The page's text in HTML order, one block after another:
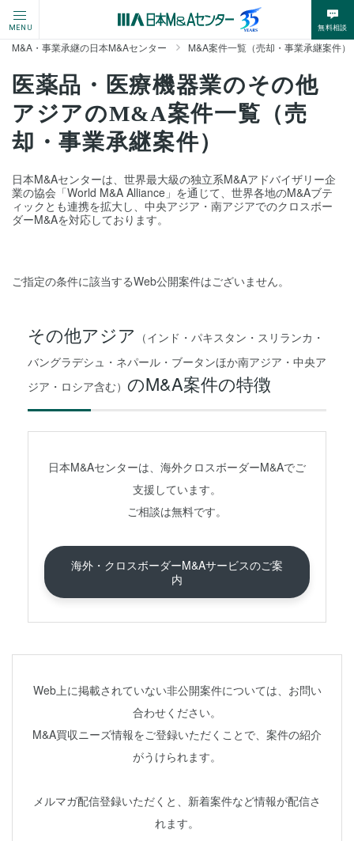
MENU 無料相談
M&A・事業承継の日本M&Aセンター M&A案件一覧（売却・事業承継案件）
医薬品・医療機器業のその他
アジアのM&A案件一覧（売
却・事業承継案件）
日本M&Aセンターは、世界最大級の独立系M&Aアドバイザリー企
業の協会「World M&A Alliance」を通じて、世界各地のM&Aブテ
ィックとも連携を拡大し、中央アジア・南アジアでのクロスボー
ダーM&Aを対応しております。
ご指定の条件に該当するWeb公開案件はございません。
その他アジア （インド・パキスタン・スリランカ・
バングラデシュ・ネパール・ブータンほか南アジア・中央ア
ジア・ロシア含む） のM&A案件の特徴
日本M&Aセンターは、海外クロスボーダーM&Aでご
支援しています。
ご相談は無料です。
海外・クロスボーダーM&Aサービスのご案
内
Web上に掲載されていない非公開案件については、お問い
合わせください。
M&A買収ニーズ情報をご登録いただくことで、案件の紹介
がうけられます。
メルマガ配信登録いただくと、新着案件など情報が配信さ
れます。